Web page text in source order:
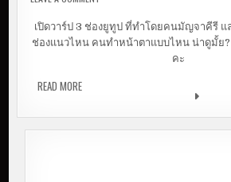
เปิดวาร์ป 3 ช่องยูทูป ที่ทำโดยคนมัญจาคีรี แ
ช่องแนวไหน คนทำหน้าตาแบบไหน น่าดูมั้ย
คะ
READ MOREเปิดวาร์ป 3 ช่อง YOUTUBE คนมัญ